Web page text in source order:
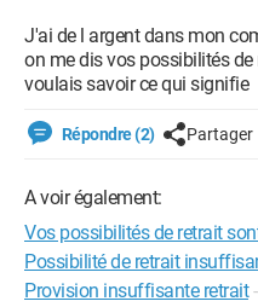
J'ai de l argent dans mon
on me dis vos possibilités
voulais savoir ce qui signifie
Répondre (2) Partager
A voir également:
Vos possibilités de retrait
Possibilité de retrait
Provision insuffisante retrait